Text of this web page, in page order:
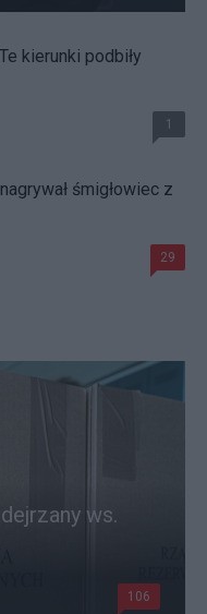
kierunki podbiły
1
śmigłowiec z
29
ws.
106